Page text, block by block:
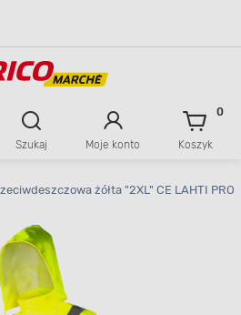
Szukaj Moje konto Koszyk
0
żółta "2XL" CE LAHTI PRO